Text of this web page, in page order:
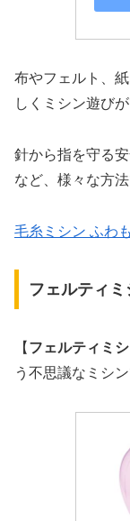
布やフェルト、
しくミシン遊びが
針から指を守る
など、様々な方
毛糸ミシン ふわ
フェルティ
【 フェルティミ
う不思議なミシン